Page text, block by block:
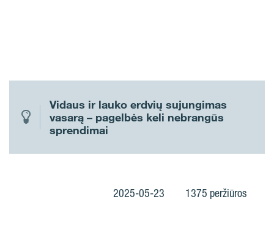
Vidaus ir lauko erdvių sujungimas
vasarą – pagelbės keli nebrangūs
sprendimai
2025-05-23 1375 peržiūros